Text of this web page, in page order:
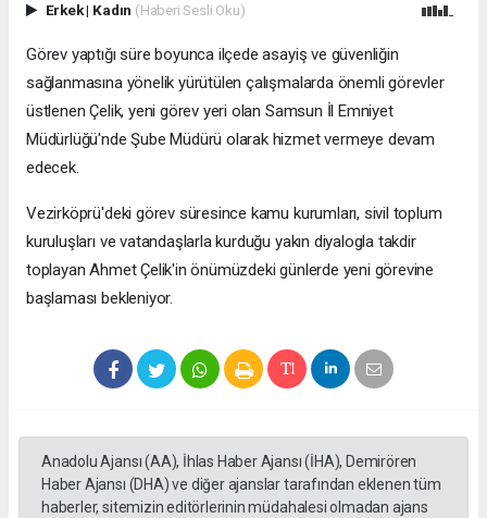
Erkek| Kadın (Haberi Sesli Oku)
Görev yaptığı süre boyunca ilçede asayiş ve güvenliğin
sağlanmasına yönelik yürütülen çalışmalarda önemli görevler
üstlenen Çelik, yeni görev yeri olan Samsun İl Emniyet
Müdürlüğü'nde Şube Müdürü olarak hizmet vermeye devam
edecek.
Vezirköprü'deki görev süresince kamu kurumları, sivil toplum
kuruluşları ve vatandaşlarla kurduğu yakın diyalogla takdir
toplayan Ahmet Çelik'in önümüzdeki günlerde yeni görevine
başlaması bekleniyor.
Anadolu Ajansı (AA), İhlas Haber Ajansı (İHA), Demirören
Haber Ajansı (DHA) ve diğer ajanslar tarafından eklenen tüm
haberler, sitemizin editörlerinin müdahalesi olmadan ajans